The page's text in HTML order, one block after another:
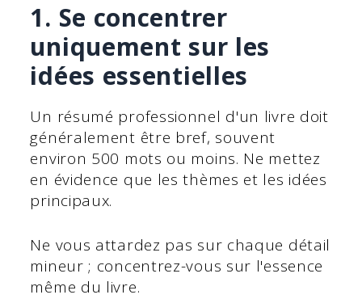
1. Se concentrer
uniquement sur les
idées essentielles
Un résumé professionnel d'un livre doit
généralement être bref, souvent
environ 500 mots ou moins. Ne mettez
en évidence que les thèmes et les idées
principaux.
Ne vous attardez pas sur chaque détail
mineur ; concentrez-vous sur l'essence
même du livre.